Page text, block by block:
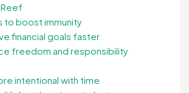
to boost immunity
financial goals faster
freedom and responsibility
intentional with time